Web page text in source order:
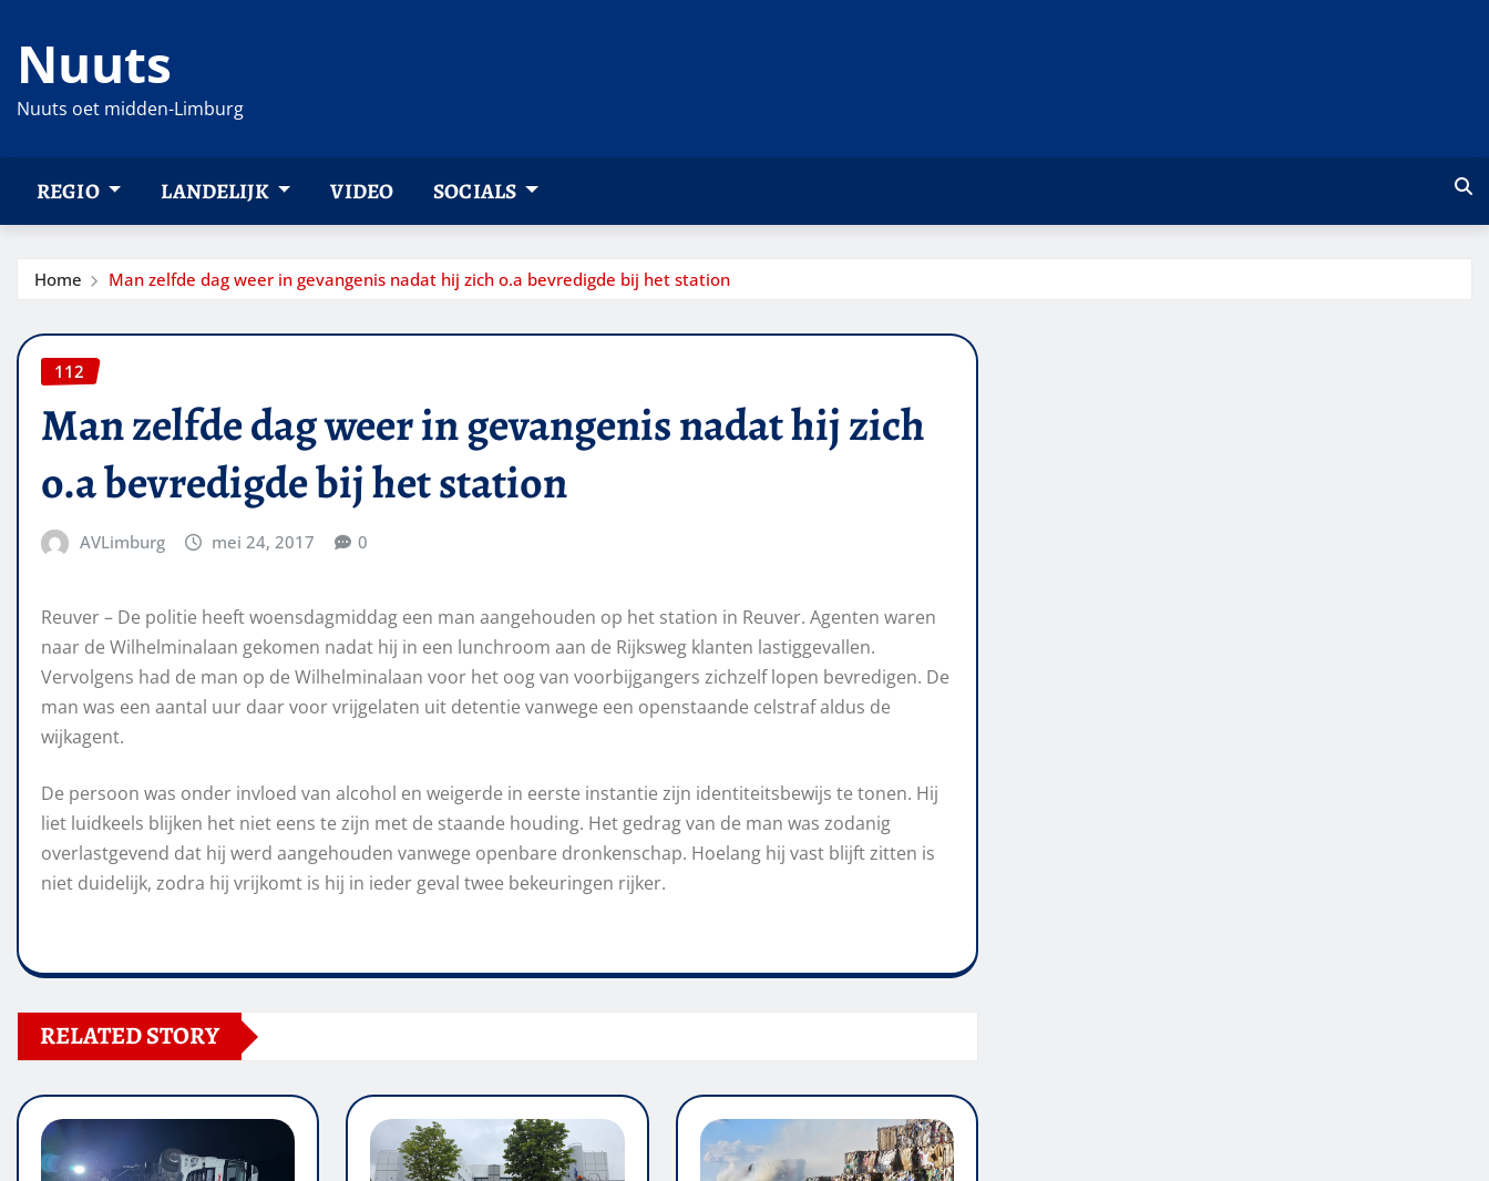
naar
inhoud
Nuuts
Nuuts oet midden-Limburg
REGIO LANDELIJK VIDEO SOCIALS
Home Man zelfde dag weer in gevangenis nadat hij zich o.a bevredigde bij het station
112
Man zelfde dag weer in gevangenis nadat hij zich
o.a bevredigde bij het station
AVLimburg mei 24, 2017 0
Reuver – De politie heeft woensdagmiddag een man aangehouden op het station in Reuver. Agenten waren
naar de Wilhelminalaan gekomen nadat hij in een lunchroom aan de Rijksweg klanten lastiggevallen.
Vervolgens had de man op de Wilhelminalaan voor het oog van voorbijgangers zichzelf lopen bevredigen. De
man was een aantal uur daar voor vrijgelaten uit detentie vanwege een openstaande celstraf aldus de
wijkagent.
De persoon was onder invloed van alcohol en weigerde in eerste instantie zijn identiteitsbewijs te tonen. Hij
liet luidkeels blijken het niet eens te zijn met de staande houding. Het gedrag van de man was zodanig
overlastgevend dat hij werd aangehouden vanwege openbare dronkenschap. Hoelang hij vast blijft zitten is
niet duidelijk, zodra hij vrijkomt is hij in ieder geval twee bekeuringen rijker.
RELATED STORY